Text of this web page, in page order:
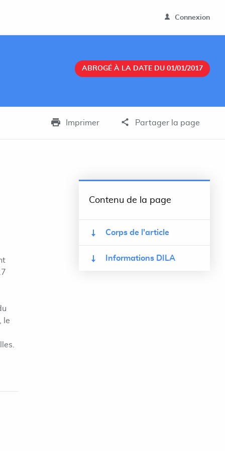
Connexion
ABROGÉ À LA DATE DU 01/01/2017
Imprimer Partager la page
le
Contenu de la page
Corps de l'article
Informations DILA